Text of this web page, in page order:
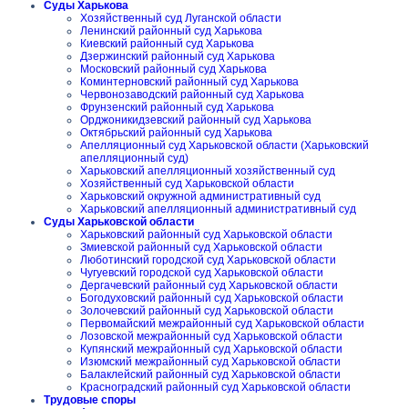
Суды Харькова
Хозяйственный суд Луганской области
Ленинский районный суд Харькова
Киевский районный суд Харькова
Дзержинский районный суд Харькова
Московский районный суд Харькова
Коминтерновский районный суд Харькова
Червонозаводский районный суд Харькова
Фрунзенский районный суд Харькова
Орджоникидзевский районный суд Харькова
Октябрьский районный суд Харькова
Апелляционный суд Харьковской области (Харьковский
апелляционный суд)
Харьковский апелляционный хозяйственный суд
Хозяйственный суд Харьковской области
Харьковский окружной административный суд
Харьковский апелляционный административный суд
Суды Харьковской области
Харьковский районный суд Харьковской области
Змиевской районный суд Харьковской области
Люботинский городской суд Харьковской области
Чугуевский городской суд Харьковской области
Дергачевский районный суд Харьковской области
Богодуховский районный суд Харьковской области
Золочевский районный суд Харьковской области
Первомайский межрайонный суд Харьковской области
Лозовской межрайонный суд Харьковской области
Купянский межрайонный суд Харьковской области
Изюмский межрайонный суд Харьковской области
Балаклейский районный суд Харьковской области
Красноградский районный суд Харьковской области
Трудовые споры